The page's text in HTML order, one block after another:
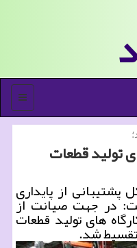
منو
تولید قطعات
از پایداری
در جهت صیانت از
های تولید قطعات